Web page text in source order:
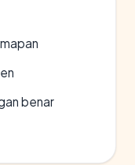
benar